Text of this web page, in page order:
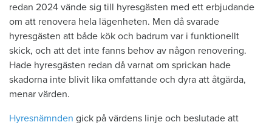
redan 2024 vände sig till hyresgästen med ett erbjudande
om att renovera hela lägenheten. Men då svarade
hyresgästen att både kök och badrum var i funktionellt
skick, och att det inte fanns behov av någon renovering.
Hade hyresgästen redan då varnat om sprickan hade
skadorna inte blivit lika omfattande och dyra att åtgärda,
menar värden.
Hyresnämnden gick på värdens linje och beslutade att